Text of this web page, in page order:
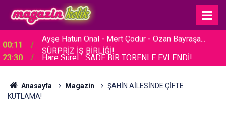
23:30 Hare Sürel... SADE BİR TÖRENLE EVLENDİ!
Anasayfa Magazin
ŞAHİN AİLESİNDE ÇİFTE
KUTLAMA!